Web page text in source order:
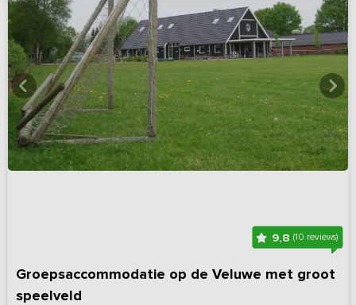
9,8(10 reviews)
Groepsaccommodatie op de Veluwe met groot
speelveld